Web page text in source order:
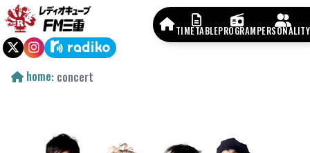
TIMETABLEPROGRAMPERSONALITY
home: concert